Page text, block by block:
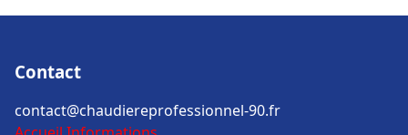
Contact
contact@chaudiereprofessionnel-90.fr